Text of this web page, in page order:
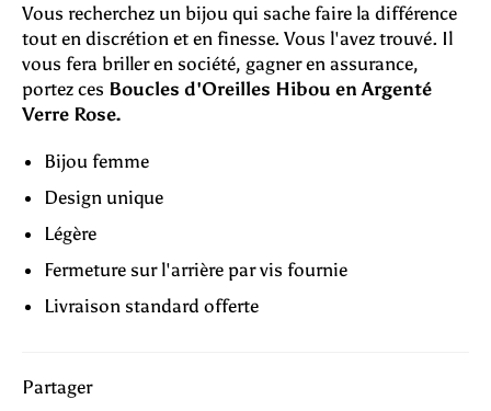
Vous recherchez un bijou qui sache faire la différence
tout en discrétion et en finesse. Vous l'avez trouvé. Il
vous fera briller en société, gagner en assurance,
portez ces Boucles d'Oreilles Hibou en Argenté
Verre Rose.
Bijou femme
Design unique
Légère
Fermeture sur l'arrière par vis fournie
Livraison standard offerte
Partager